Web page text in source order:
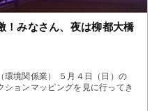
！みなさん、夜は柳都大橋
境関係業） ５月４日（日）の
ョンマッピングを見に行ってき